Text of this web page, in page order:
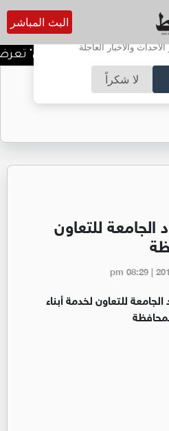
تفعيل الإشعارات؟
والأخبار العاجلة
لا شكراً
البث المباشر
السينما في "شومان" تعرض
يتحول الغاز إلى فرص عمل
للتعاون